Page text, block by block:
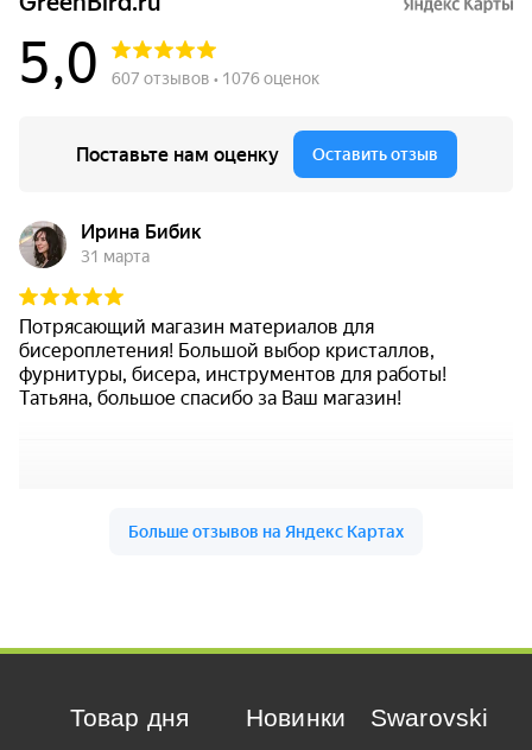
Товар дня Новинки
Swarovski